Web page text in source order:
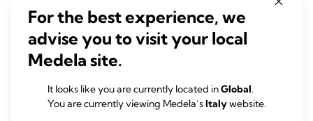
Purelan™
allevia e lenisce i capezzoli dolenti e la pelle
secca
Iparacapezzoli Contact™ consentono di effettuare
l’allattamento in caso di difficoltà di attacco e
proteggono dal dolore ai capezzoli durante
l’allattamento
I
cuscinetti idrogel
rinfrescano e leniscono i capezzoli
tra le poppate e favoriscono la guarigione della pelle
For the best experience, we
advise you to visit your local
Medela site.
It looks like you are currently located inGlobal.
You are currently viewing Medela’sItalywebsite.